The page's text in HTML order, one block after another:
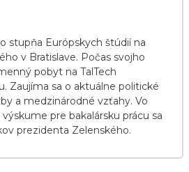
stupňa Európskych štúdií na
v Bratislave. Počas svojho
pobyt na TalTech
Zaujíma sa o aktuálne politické
a medzinárodné vzťahy. Vo
pre bakalársku prácu sa
prezidenta Zelenského.